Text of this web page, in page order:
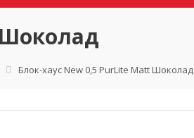
Блок-хаус New 0,5 PurLite Matt Шоколад